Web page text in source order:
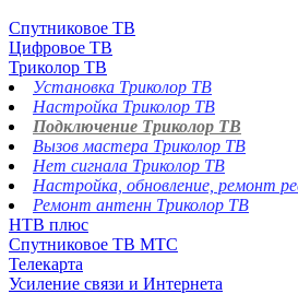
Спутниковое ТВ
Цифровое ТВ
Триколор ТВ
Установка Триколор ТВ
Настройка Триколор ТВ
Подключение Триколор ТВ
Вызов мастера Триколор ТВ
Нет сигнала Триколор ТВ
Настройка, обновление, ремонт
Ремонт антенн Триколор ТВ
НТВ плюс
Спутниковое ТВ МТС
Телекарта
Усиление связи и Интернета